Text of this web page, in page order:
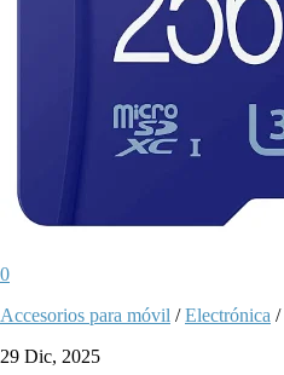
0
Accesorios para móvil /Electrónica /
29 Dic, 2025